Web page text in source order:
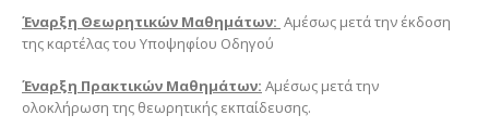
Έναρξη Θεωρητικών Μαθημάτων: Αμέσως μετά την έκδοση
της καρτέλας του Υποψηφίου Οδηγού
Έναρξη Πρακτικών Μαθημάτων: Αμέσως μετά την
ολοκλήρωση της θεωρητικής εκπαίδευσης.